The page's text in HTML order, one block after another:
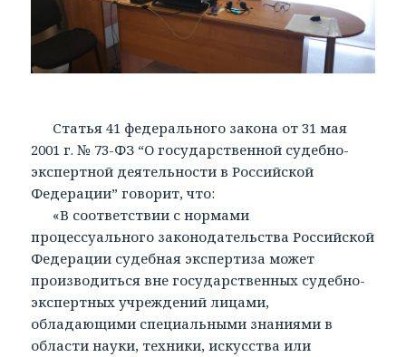
Статья 41 федерального закона от 31 мая
2001 г. № 73-ФЗ “О государственной судебно-
экспертной деятельности в Российской
Федерации” говорит, что:
«В соответствии с нормами
процессуального законодательства Российской
Федерации судебная экспертиза может
производиться вне государственных судебно-
экспертных учреждений лицами,
обладающими специальными знаниями в
области науки, техники, искусства или